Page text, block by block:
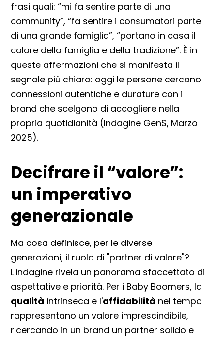
frasi quali: “mi fa sentire parte di una
community”, “fa sentire i consumatori parte
di una grande famiglia”, “portano in casa il
calore della famiglia e della tradizione”. È in
queste affermazioni che si manifesta il
segnale più chiaro: oggi le persone cercano
connessioni autentiche e durature con i
brand che scelgono di accogliere nella
propria quotidianità (Indagine GenS, Marzo
2025).
Decifrare il “valore”:
un imperativo
generazionale
Ma cosa definisce, per le diverse
generazioni, il ruolo di "partner di valore"?
L'indagine rivela un panorama sfaccettato di
aspettative e priorità. Per i Baby Boomers, la
qualità intrinseca e l'affidabilità nel tempo
rappresentano un valore imprescindibile,
ricercando in un brand un partner solido e